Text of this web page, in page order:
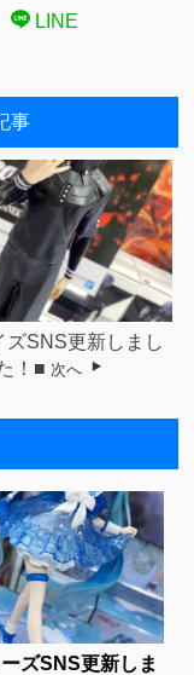
LINE
事
ズSNS更新しまし
！■ 次へ
ズSNS更新しま